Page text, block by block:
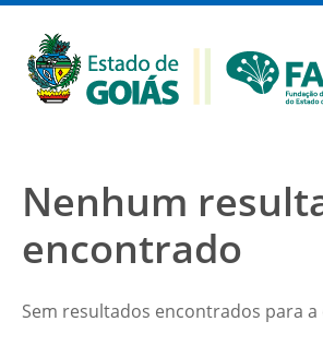
Nenhum
encontrado
Sem resultados encontrados para a